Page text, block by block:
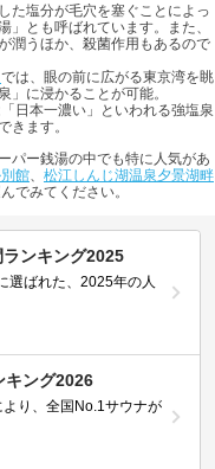
た塩分が毛穴を塞ぐことによっ
とも呼ばれています。また、
潤うほか、殺菌作用もあるので
では、眼の前に広がる東京湾を眺
」に浸かることが可能。
日本一濃い」といわれる強塩泉
きます。
パー銭湯の中でも特に人気があ
館、 松江しんじ湖温泉夕景湖畔
でみてください。
ンキング2025
選ばれた、2025年の人
キング2026
り、全国No.1サウナが